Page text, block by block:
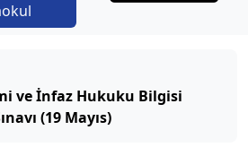
ve İnfaz Hukuku Bilgisi
(19 Mayıs)